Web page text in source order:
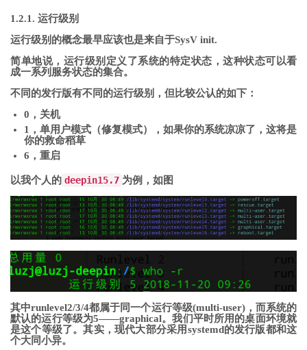
1.2.1. 运行级别
运行级别的概念最早应该也是来自于SysV init.
简单地说，运行级别定义了系统的特定状态，这种状态可以看
成一系列服务状态的集合。
不同的发行版有不同的运行级别，但比较公认的如下：
0，关机
1，单用户模式（修复模式），如果你的系统凉凉了，这将是
你的救命稻草
6，重启
以我个人的 deepin15.7 为例，如图
其中runlevel2/3/4都属于同一个运行等级(multi-user)，而系统的
默认的运行等级为5——graphical。我们平时所用的桌面环境就
是这个等级了。其实，现代大部分采用systemd的发行版都和这
个大同小异。